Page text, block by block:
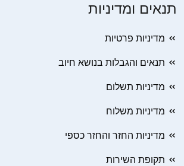
תנאים ומדיניות
מדיניות פרטיות
תנאים והגבלות בנושא חיוב
מדיניות תשלום
מדיניות משלוח
מדיניות החזר והחזר כספי
תקופת השירות